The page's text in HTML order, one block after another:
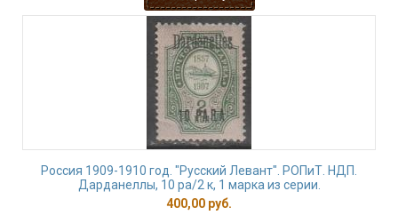
Россия 1909-1910 год. "Русский Левант". РОПиТ. НДП.
Дарданеллы, 10 ра/2 к, 1 марка из серии.
400,00 руб.